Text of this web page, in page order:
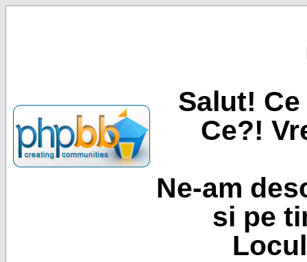
Salut!
Ce?!
Ne-am
si pe